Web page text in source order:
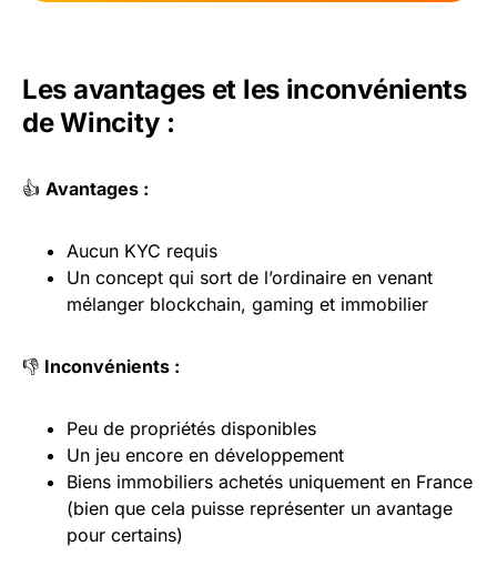
Les avantages et les inconvénients
de Wincity :
👍 Avantages :
Aucun KYC requis
Un concept qui sort de l’ordinaire en venant
mélanger blockchain, gaming et immobilier
👎 Inconvénients :
Peu de propriétés disponibles
Un jeu encore en développement
Biens immobiliers achetés uniquement en France
(bien que cela puisse représenter un avantage
pour certains)